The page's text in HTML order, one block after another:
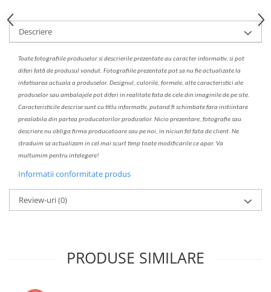
Descriere
Toate fotografiile produselorsidescrierileprezentate au caracter informativ, si pot
diferi fată de produsul vandut. Fotografiile prezentate pot sa nu fie actualizate la
infatisarea actuala a produselor. Designul, culorile, formele, alte caracteristici ale
produselor sau ambalajele pot diferi in realitate fata de cele din imaginile de pe site.
Caracteristicile descrise sunt cu titlu informativ, putand fi schimbate fara instiintare
prealabila din partea producatorilor produselor. Nicio prezentare, fotografie sau
descriere nu obliga firma producatoare sau pe noi, in niciun fel fata de client. Ne
straduim sa actualizam in cel mai scurt timp toate modificarile ce apar. Va
multumim pentru intelegere!
Informatii conformitate produs
Review-uri(0)
PRODUSE SIMILARE